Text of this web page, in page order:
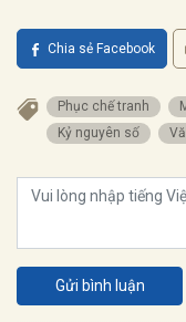
Chia sẻ Facebook
Phục chế tranh
Kỷ nguyên số
Gửi bình luận